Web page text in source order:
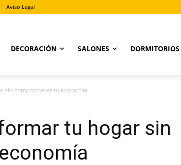
Aviso Legal
DECORACIÓN SALONES DORMITORIOS
sin comprometer tu economía
tu hogar sin